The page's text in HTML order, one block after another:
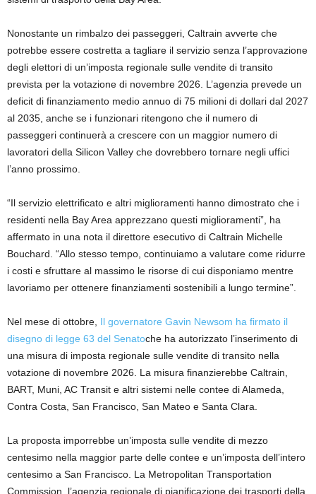
Nonostante un rimbalzo dei passeggeri, Caltrain avverte che
potrebbe essere costretta a tagliare il servizio senza l’approvazione
degli elettori di un’imposta regionale sulle vendite di transito
prevista per la votazione di novembre 2026. L’agenzia prevede un
deficit di finanziamento medio annuo di 75 milioni di dollari dal 2027
al 2035, anche se i funzionari ritengono che il numero di
passeggeri continuerà a crescere con un maggior numero di
lavoratori della Silicon Valley che dovrebbero tornare negli uffici
l’anno prossimo.
“Il servizio elettrificato e altri miglioramenti hanno dimostrato che i
residenti nella Bay Area apprezzano questi miglioramenti”, ha
affermato in una nota il direttore esecutivo di Caltrain Michelle
Bouchard. “Allo stesso tempo, continuiamo a valutare come ridurre
i costi e sfruttare al massimo le risorse di cui disponiamo mentre
lavoriamo per ottenere finanziamenti sostenibili a lungo termine”.
Nel mese di ottobre, Il governatore Gavin Newsom ha firmato il
disegno di legge 63 del Senatoche ha autorizzato l’inserimento di
una misura di imposta regionale sulle vendite di transito nella
votazione di novembre 2026. La misura finanzierebbe Caltrain,
BART, Muni, AC Transit e altri sistemi nelle contee di Alameda,
Contra Costa, San Francisco, San Mateo e Santa Clara.
La proposta imporrebbe un’imposta sulle vendite di mezzo
centesimo nella maggior parte delle contee e un’imposta dell’intero
centesimo a San Francisco. La Metropolitan Transportation
Commission, l’agenzia regionale di pianificazione dei trasporti della